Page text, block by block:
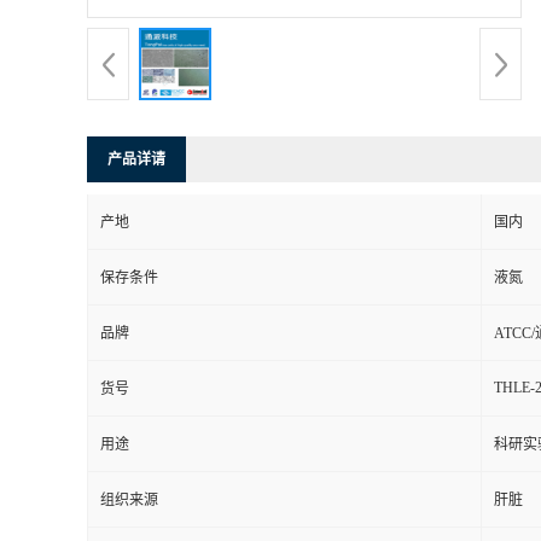
产品详请
产地 国内
保存条件 液氮
品牌 ATCC/
货号 THLE-2
用途 科研实
组织来源 肝脏